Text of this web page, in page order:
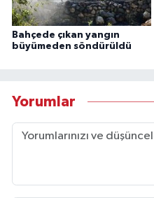
Bahçede çıkan yangın
büyümeden söndürüldü
Yorumlar